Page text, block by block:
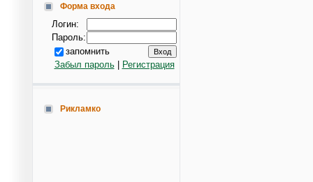
Форма входа
Логин:
Пароль:
запомнить
Забыл пароль| Регистрация
Рикламко